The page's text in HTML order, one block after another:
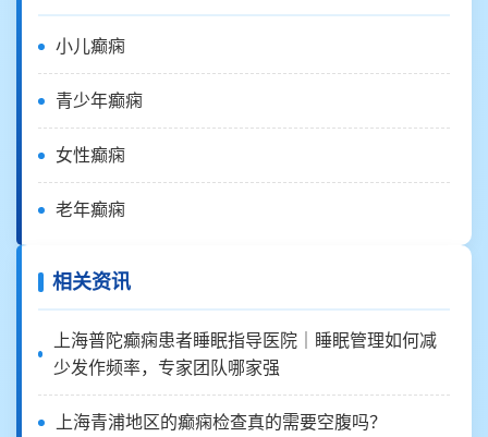
小儿癫痫
青少年癫痫
女性癫痫
老年癫痫
相关资讯
上海普陀癫痫患者睡眠指导医院｜睡眠管理如何减
少发作频率，专家团队哪家强
上海青浦地区的癫痫检查真的需要空腹吗？